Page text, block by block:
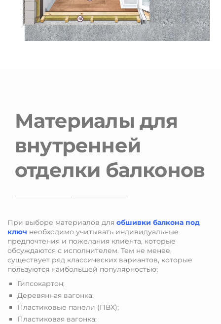
Материалы для
внутренней
отделки балконов
При выборе материалов для обшивки балкона под
ключ необходимо учитывать индивидуальные
предпочтения и пожелания клиента, которые
обсуждаются с исполнителем. Тем не менее,
существует ряд классических вариантов, которые
пользуются наибольшей популярностью:
Гипсокартон;
Деревянная вагонка;
Пластиковые панели (ПВХ);
Пластиковая вагонка;